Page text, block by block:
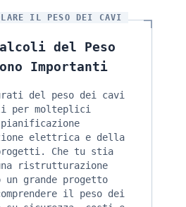
IL PESO DEI CAVI
del Peso
Importanti
del peso dei cavi
per molteplici
elettrica e della
Che tu stia
ristrutturazione
grande progetto
il peso dei